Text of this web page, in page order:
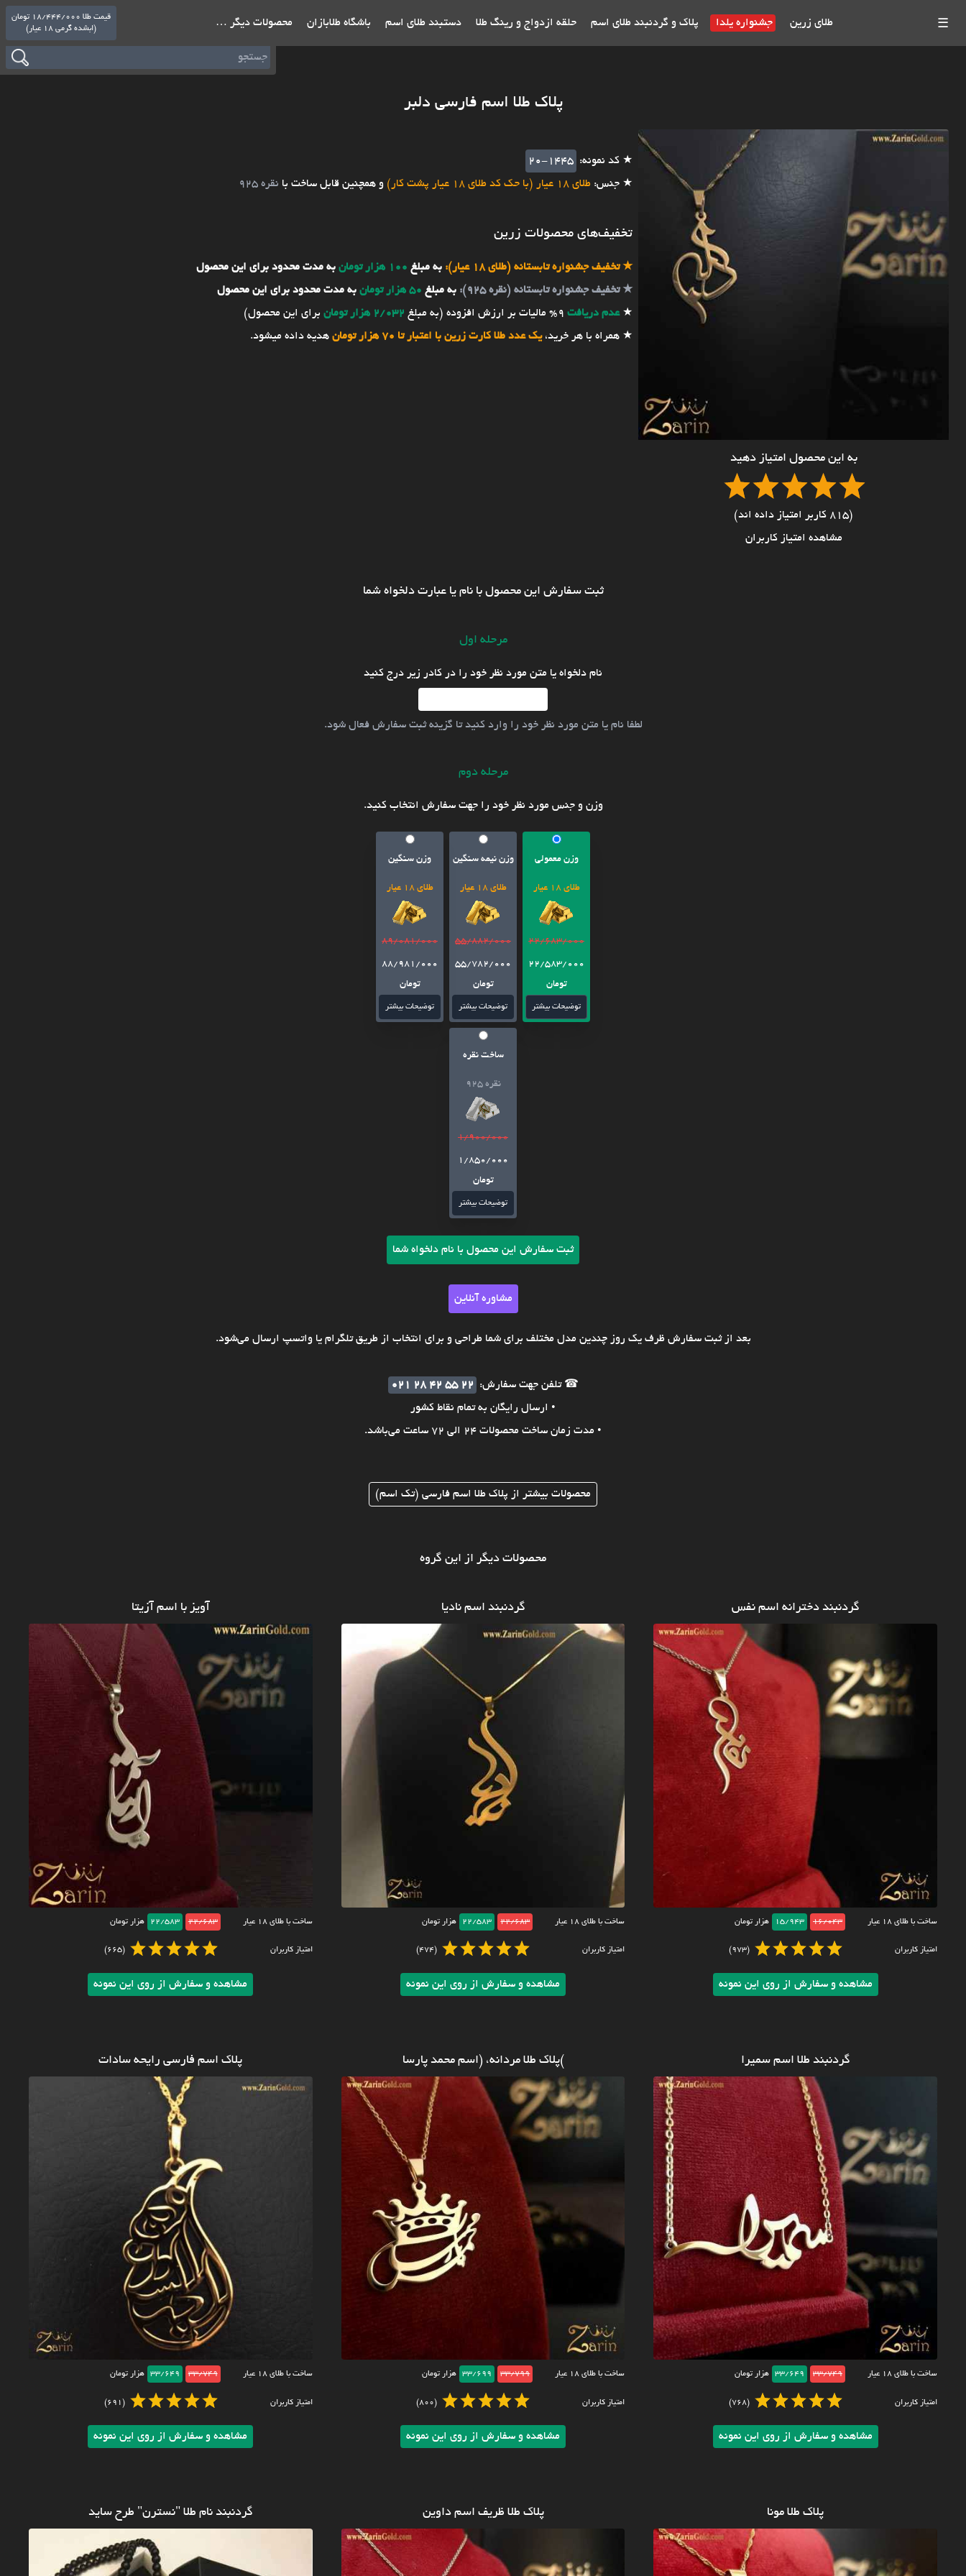
☰ طلای زرین جشنواره یلدا پلاک و گردنبند طلای اسم حلقه ازدواج و رینگ طلا دستبند طلای اسم باشگاه طلابازان محصولات دیگر …
قیمت طلا 18/444/000 تومان
(ابشده گرمی 18 عیار)
پلاک طلا اسم فارسی دلبر
به این محصول امتیاز دهید
(815 کاربر امتیاز داده اند)
مشاهده امتیاز کاربران
★ کد نمونه: 20-1445
★ جنس: طلای 18 عیار (با حک کد طلای 18 عیار پشت کار) و همچنین قابل ساخت با نقره 925
تخفیف‌های محصولات زرین
★تخفیف جشنواره تابستانه (طلای 18 عیار): به مبلغ 100 هزار تومان
به مدت محدود برای این محصول
★تخفیف جشنواره تابستانه (نقره 925): به مبلغ 50 هزار تومان
به مدت محدود برای این محصول
★عدم دریافت 9% مالیات بر ارزش افزوده (به مبلغ 2/032 هزار تومان
برای این محصول)
★ همراه با هر خرید،یک عدد طلا کارت زرین با اعتبار تا 70 هزار تومان هدیه داده میشود.
ثبت سفارش این محصول با نام یا عبارت دلخواه شما
مرحله اول
نام دلخواه یا متن مورد نظر خود را در کادر زیر درج کنید
لطفا نام یا متن مورد نظر خود را وارد کنید تا گزینه ثبت سفارش فعال شود.
مرحله دوم
وزن و جنس مورد نظر خود را جهت سفارش انتخاب کنید.
وزن معمولی
طلای 18 عیار
22/683/000
22/583/000
تومان
توضیحات بیشتر
وزن نیمه سنگین
طلای 18 عیار
55/882/000
55/782/000
تومان
توضیحات بیشتر
وزن سنگین
طلای 18 عیار
89/081/000
88/981/000
تومان
توضیحات بیشتر
ساخت نقره
نقره 925
1/900/000
1/850/000
تومان
توضیحات بیشتر
ثبت سفارش این محصول با نام دلخواه شما
مشاوره آنلاین
بعد از ثبت سفارش ظرف یک روز چندین مدل مختلف برای شما طراحی و برای انتخاب از طریق تلگرام یا واتسپ ارسال می‌شود.
☎ تلفن جهت سفارش:
021 28 42 55 22
• ارسال رایگان به تمام نقاط کشور
• مدت زمان ساخت محصولات 24 الی 72 ساعت می‌باشد.
محصولات بیشتر از پلاک طلا اسم فارسی (تک اسم)
محصولات دیگر از این گروه
گردنبند دخترانه اسم نفس
ساخت با طلای ۱۸ عیار 16/043
15/943 هزار تومان
امتیاز کاربران (973)
مشاهده و سفارش از روی این نمونه
گردنبند اسم نادیا
ساخت با طلای ۱۸ عیار 22/683
22/583 هزار تومان
امتیاز کاربران (474)
مشاهده و سفارش از روی این نمونه
آویز با اسم آزیتا
ساخت با طلای ۱۸ عیار 22/683
22/583 هزار تومان
امتیاز کاربران (665)
مشاهده و سفارش از روی این نمونه
گردنبند طلا اسم سمیرا
ساخت با طلای ۱۸ عیار 33/749
33/649 هزار تومان
امتیاز کاربران (768)
مشاهده و سفارش از روی این نمونه
)پلاک طلا مردانه، (اسم محمد پارسا
ساخت با طلای ۱۸ عیار 33/799
33/699 هزار تومان
امتیاز کاربران (800)
مشاهده و سفارش از روی این نمونه
پلاک اسم فارسی رایحه سادات
ساخت با طلای ۱۸ عیار 33/749
33/649 هزار تومان
امتیاز کاربران (691)
مشاهده و سفارش از روی این نمونه
پلاک طلا مونا پلاک طلا ظریف اسم داوین گردنبند نام طلا "نسترن" طرح ساید